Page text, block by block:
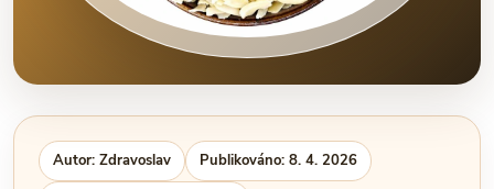
Autor: Zdravoslav Publikováno: 8. 4. 2026